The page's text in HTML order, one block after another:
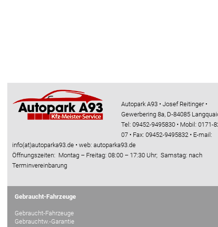
Autopark A93 • Josef Reitinger •
Gewerbering 8a, D-84085
Tel: 09452-9495830 • Mobil: 0171-
07 • Fax: 09452-9495832 • E-mail:
info(at)autoparka93.de • web: autoparka93.de
Öffnungszeiten: Montag – Freitag: 08:00 – 17:30 Uhr; Samstag: nach
Terminvereinbarung
Gebraucht-Fahrzeuge
Gebraucht-Fahrzeuge
Gebrauchtw.-Garantie